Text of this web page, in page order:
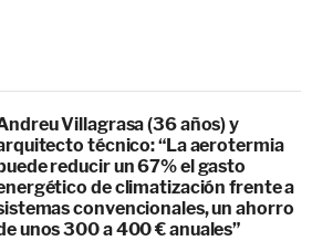
Villagrasa (36 años) y
técnico: “La aerotermia
reducir un 67% el gasto
de climatización frente a
convencionales, un ahorro
unos 300 a 400 € anuales”